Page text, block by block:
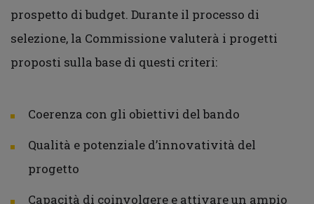
prospetto di budget. Durante il processo di
selezione, la Commissione valuterà i progetti
proposti sulla base di questi criteri:
Coerenza con gli obiettivi del bando
Qualità e potenziale d’innovatività del
progetto
Capacità di coinvolgere e attivare un ampio